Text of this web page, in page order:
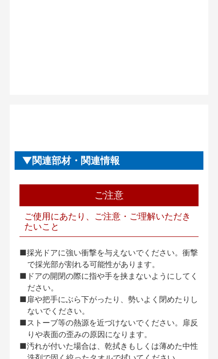
関連部材・関連情報
ご注意
ご使用にあたり、ご注意・ご理解いただき
たいこと
■採光ドアに強い衝撃を与えないでください。衝撃
で採光部が割れる可能性があります。
■ドアの開閉の際に指や手を挟まないようにしてく
ださい。
■扉や把手にぶら下がったり、勢いよく閉めたりし
ないでください。
■ストーブ等の熱源を近づけないでください。扉反
りや表面の歪みの原因になります。
■汚れが付いた場合は、乾拭きもしくは薄めた中性